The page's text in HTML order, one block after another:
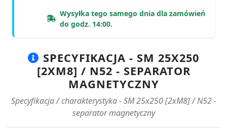
Wysyłka tego samego dnia dla zamówień
do godz. 14:00.
SPECYFIKACJA - SM 25X250
[2XM8] / N52 - SEPARATOR
MAGNETYCZNY
Specyfikacja / charakterystyka - SM 25x250 [2xM8] / N52 -
separator magnetyczny